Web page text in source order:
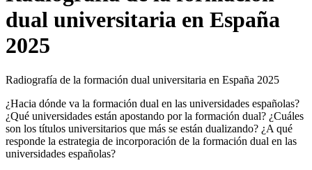
dual universitaria en España
2025
Radiografía de la formación dual universitaria en España 2025
¿Hacia dónde va la formación dual en las universidades españolas?
¿Qué universidades están apostando por la formación dual? ¿Cuáles
son los títulos universitarios que más se están dualizando? ¿A qué
responde la estrategia de incorporación de la formación dual en las
universidades españolas?